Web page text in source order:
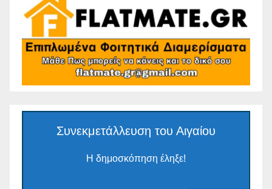
Συνεκμετάλλευση του Αιγαίου
Η δημοσκόπηση έληξε!